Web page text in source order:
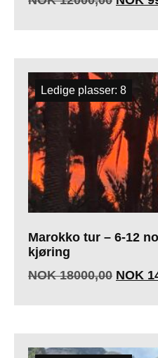
Marokko tur – 6-12
kjøring
NOK18000,00 NOK
Ledige plasser: 8